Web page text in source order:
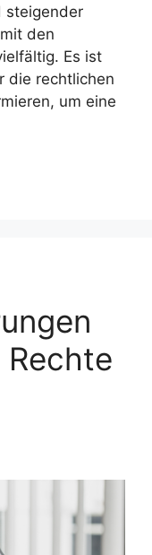
steigender
den
Es ist
die rechtlichen
um eine